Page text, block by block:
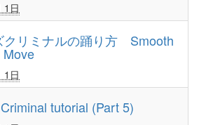
1日
クリミナルの踊り方 Smooth
Move
1日
tutorial (Part 5)